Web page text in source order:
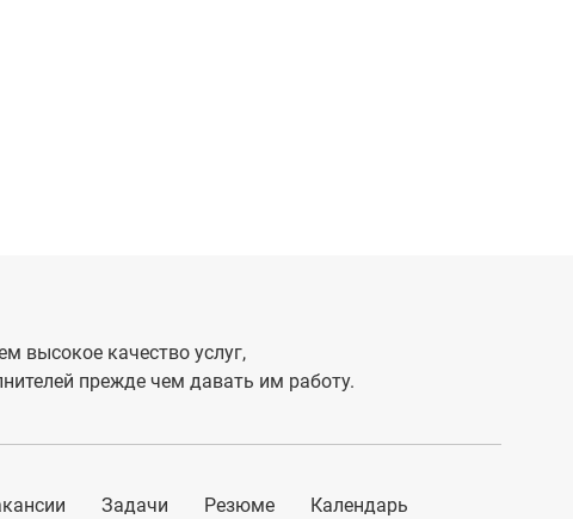
высокое качество услуг,
прежде чем давать им работу.
Задачи Резюме Календарь